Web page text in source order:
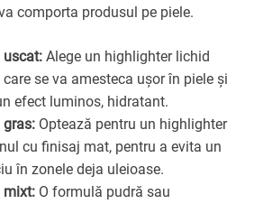
comporta produsul pe piele.
uscat: Alege un highlighter lichid
se va amesteca ușor în piele și
efect luminos, hidratant.
gras: Optează pentru un highlighter
cu finisaj mat, pentru a evita un
în zonele deja uleioase.
mixt: O formulă pudră sau